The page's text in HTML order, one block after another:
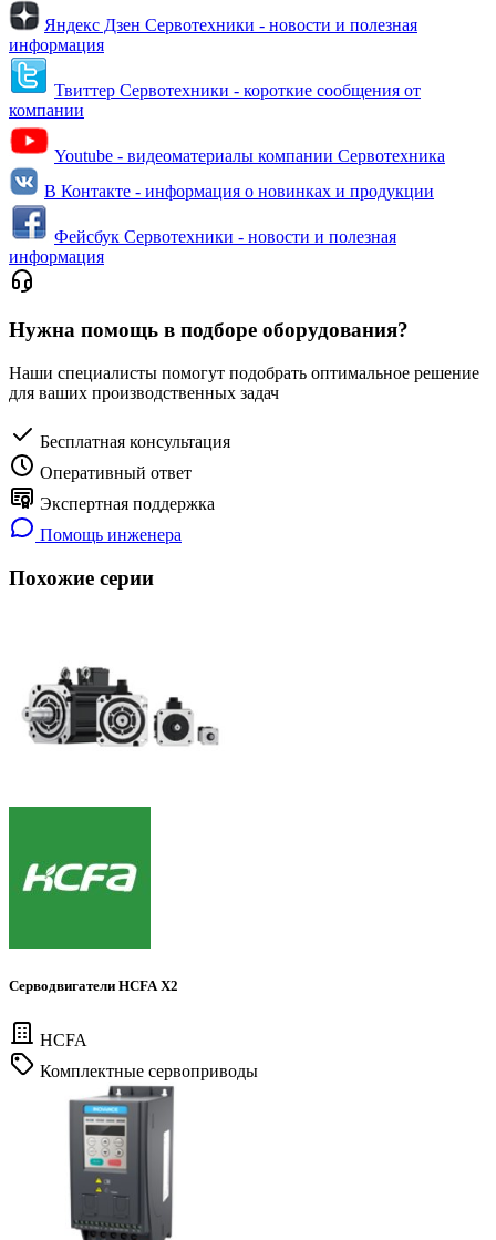
Яндекс Дзен Сервотехники - новости и полезная
информация
Твиттер Сервотехники - короткие сообщения от
компании
Youtube - видеоматериалы компании Сервотехника
В Контакте - информация о новинках и продукции
Фейсбук Сервотехники - новости и полезная
информация
Нужна помощь в подборе оборудования?
Наши специалисты помогут подобрать оптимальное решение
для ваших производственных задач
Бесплатная консультация
Оперативный ответ
Экспертная поддержка
Помощь инженера
Похожие серии
Серводвигатели HCFA X2
HCFA
Комплектные сервоприводы